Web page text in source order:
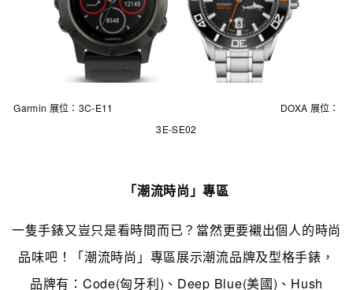
Garmin 展位：3C-E11 DOXA 展位：
3E-SE02
「潮流時尚」專區
一隻手錶又豈只是看時間而已？當然更要襯出個人的時尚
品味吧！
「潮流時尚」專區展示潮流品牌及型格手錶，
品牌有：Code(匈牙利)、Deep Blue(美國)、Hush